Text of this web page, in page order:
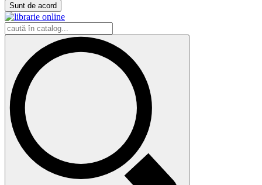
Sunt de acord